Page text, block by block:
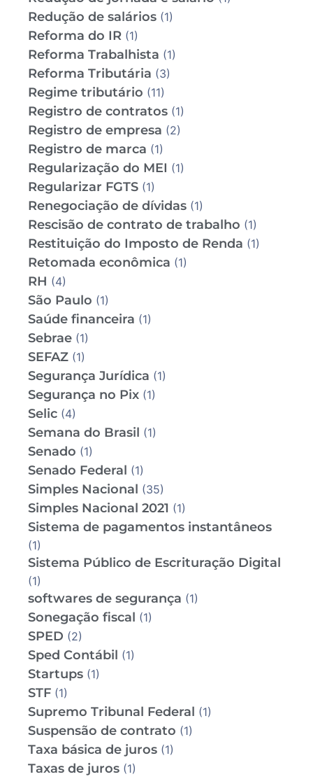
Redução de salários (1)
Reforma do IR (1)
Reforma Trabalhista (1)
Reforma Tributária (3)
Regime tributário (11)
Registro de contratos (1)
Registro de empresa (2)
Registro de marca (1)
Regularização do MEI (1)
Regularizar FGTS (1)
Renegociação de dívidas (1)
Rescisão de contrato de trabalho (1)
Restituição do Imposto de Renda (1)
Retomada econômica (1)
RH (4)
São Paulo (1)
Saúde financeira (1)
Sebrae (1)
SEFAZ (1)
Segurança Jurídica (1)
Segurança no Pix (1)
Selic (4)
Semana do Brasil (1)
Senado (1)
Senado Federal (1)
Simples Nacional (35)
Simples Nacional 2021 (1)
Sistema de pagamentos instantâneos
(1)
Sistema Público de Escrituração Digital
(1)
softwares de segurança (1)
Sonegação fiscal (1)
SPED (2)
Sped Contábil (1)
Startups (1)
STF (1)
Supremo Tribunal Federal (1)
Suspensão de contrato (1)
Taxa básica de juros (1)
Taxas de juros (1)